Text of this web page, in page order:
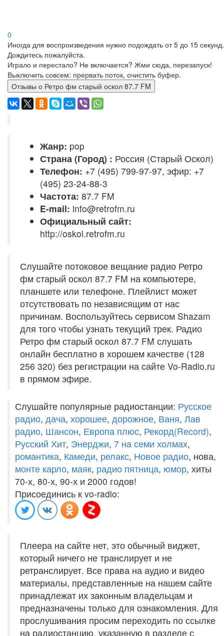
0
Иногда для воспроизведения нужно подождать от 5 до 15 секунд.
Дождитесь пожалуйста.
Играло и перестало? Не включается? Жми сюда, перезапуск!
Выключить совсем: прервать поток, очистить буфер.
Отзывы о Ретро фм старый оскол 87.7 FM
Жанр: pop
Страна (Город) : Россия (Старый Оскол)
Телефон: +7 (495) 799-97-97, эфир: +7
(495) 23-24-88-3
Частота: 87.7 FM
E-mail: info@retrofm.ru
Официальный сайт:
http://oskol.retrofm.ru
Слушайте потоковое вещание радио Ретро
фм старый оскол 87.7 FM на компьютере,
планшете или телефоне. Плейлист может
отсутствовать по независящим от нас
причинам. Воспользуйтесь сервисом Shazam
для того чтобы узнать текущий трек. Радио
Ретро фм старый оскол 87.7 FM слушать
онлайн бесплатно в хорошем качестве (128
256 320) без регистрации на сайте Vo-Radio.ru
в прямом эфире.
Слушайте популярные радиостанции: Русское
радио, дача, хорошее, дорожное, Ваня, Лав
радио, Шансон, Европа плюс, Рекорд(Record),
Русский Хит, Энерджи, 7 на семи холмах,
романтика, Камеди, релакс, Новое радио, нова,
монте карло, маяк, радио пятница, юмор, хиты
70-х, 80-х, 90-х и 2000 годов!
Присоединись к vo-radio:
Плеера на сайте нет, это обычный виджет,
который ничего не транслирует и не
ретранслирует. Все права на аудио и видео
материалы, представленные на нашем сайте
принадлежат их законным владельцам и
предназначены только для ознакомления. Для
прослушивания просим переходить по ссылке
на радиостанцию, указанную в разделе с